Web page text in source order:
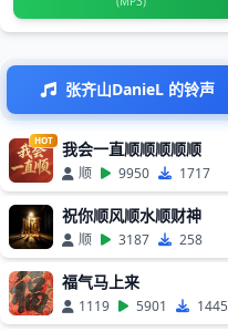
张齐山DanieL 的铃声
HOT 我会一直顺顺顺顺顺
顺 9950 1717
祝你顺风顺水顺财神
顺 3187 258
福气马上来
1119 5901 1445